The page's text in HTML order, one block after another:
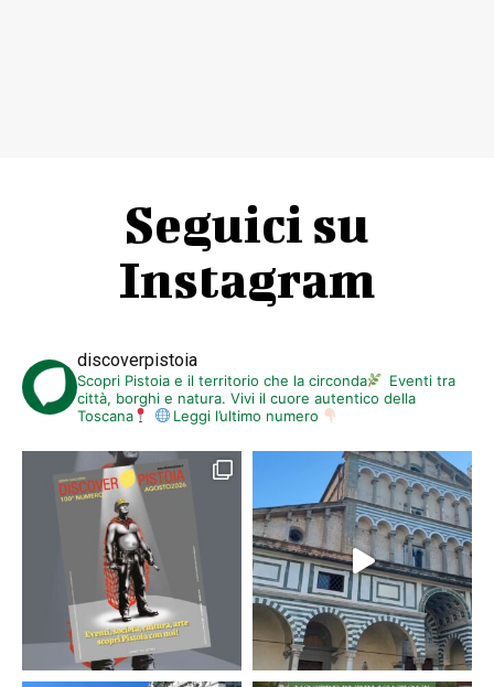
Seguici su
Instagram
discoverpistoia
Scopri Pistoia e il territorio che la circonda
Eventi tra
città, borghi e natura. Vivi il cuore autentico della
Toscana
Leggi l’ultimo numero